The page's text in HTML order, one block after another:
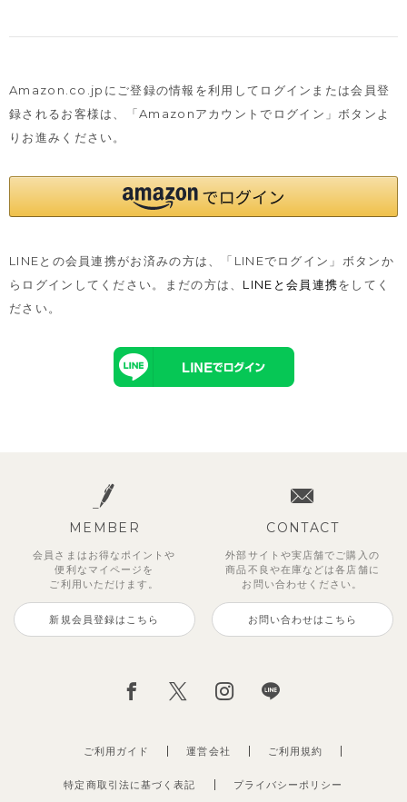
Amazon.co.jpにご登録の情報を利用してログインまたは会員登
録されるお客様は、
「Amazonアカウントでログイン」ボタンよ
りお進みください。
LINEとの会員連携がお済みの方は、「LINEでログイン」ボタンか
らログインしてください。まだの方は、 LINEと会員連携をしてく
ださい。
MEMBER
会員さまはお得なポイントや
便利な マイページを
ご利用いただけます。
新規会員登録はこちら
CONTACT
外部サイトや実店舗でご購入の
商品不良や在庫などは各店舗に
お問い合わせください。
お問い合わせはこちら
ご利用ガイド 運営会社
特定商取引法に基づく表記 プライバシーポリシー
ご利用規約